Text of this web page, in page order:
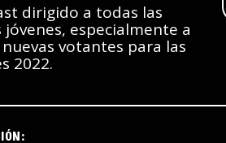
dirigido a todas las
jóvenes, especialmente a
votantes para las
2022.